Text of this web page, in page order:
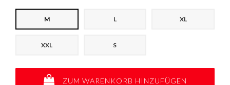
M L XL
XXL S
ZUM WARENKORB HINZUFÜGEN